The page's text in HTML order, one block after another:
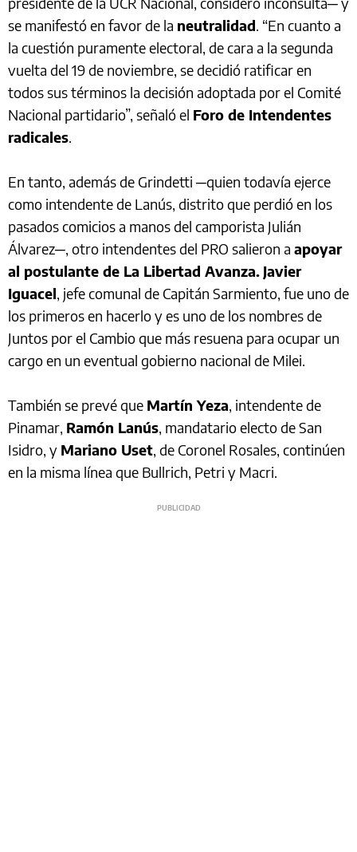
se manifestó en favor de la neutralidad. “En cuanto a
la cuestión puramente electoral, de cara a la segunda
vuelta del 19 de noviembre, se decidió ratificar en
todos sus términos la decisión adoptada por el Comité
Nacional partidario”, señaló el Foro de Intendentes
radicales.
En tanto, además de Grindetti ─quien todavía ejerce
como intendente de Lanús, distrito que perdió en los
pasados comicios a manos del camporista Julián
Álvarez─, otro intendentes del PRO salieron a apoyar
al postulante de La Libertad Avanza. Javier
Iguacel, jefe comunal de Capitán Sarmiento, fue uno de
los primeros en hacerlo y es uno de los nombres de
Juntos por el Cambio que más resuena para ocupar un
cargo en un eventual gobierno nacional de Milei.
También se prevé que Martín Yeza, intendente de
Pinamar, Ramón Lanús, mandatario electo de San
Isidro, y Mariano Uset, de Coronel Rosales, continúen
en la misma línea que Bullrich, Petri y Macri.